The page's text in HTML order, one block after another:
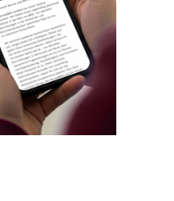
a new window/tab